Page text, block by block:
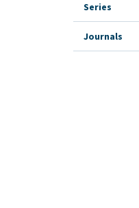
Series
Journals